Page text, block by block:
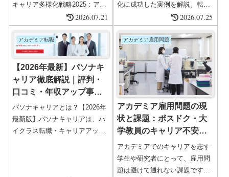
キャリア多様化戦略2025：アカ
デミア脱出・企業内研究・社会
実装の選び方", "description":
"博士・研究者のためのキャリア
多様化戦略ガイド。アカデミ
ア、企業、公的研究機関、社会
実装型キャリアまで、2025年の
最新動向を基に徹底分析。",
2026.07.21
化に成功した実例を解説。転職
サイト比較表・アフィリエイト
の現実・副業の始め方・大学職
員ならではの強みを紹介しま
す。
2026.07.25
アカデミア転職
【2026年最新】パソナキ
ャリア徹底解説｜評判・
口コミ・年収アップ事
例・利用の流れ
パソナキャリアとは？【2026年
最新版】パソナキャリアは、ハ
イクラス転職・キャリアアップ
アカデミア雇用問題
アカデミア雇用問題の現
状と課題：ポスドク・大
学教員のキャリア不安を
徹底解説
アカデミアでのキャリアを志す
学生や研究者にとって、雇用問
題は避けて通れない課題です。